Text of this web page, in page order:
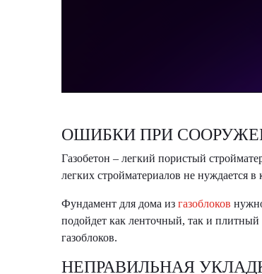
ОШИБКИ ПРИ
Газобетон – легкий пористый
легких стройматериалов не нуждается
Фундамент для дома из газоблоков
подойдет как ленточный, так и
газоблоков.
НЕПРАВИЛЬНАЯ